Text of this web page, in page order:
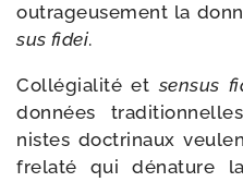
outra­geu­se­ment la
sus fidei.
Collégialité etsen­sus
don­nées
nistes doc­tri­naux
fre­la­té qui déna­ture